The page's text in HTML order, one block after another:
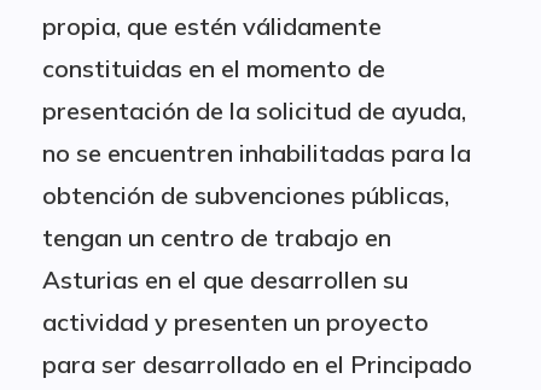
propia, que estén válidamente
constituidas en el momento de
presentación de la solicitud de ayuda,
no se encuentren inhabilitadas para la
obtención de subvenciones públicas,
tengan un centro de trabajo en
Asturias en el que desarrollen su
actividad y presenten un proyecto
para ser desarrollado en el Principado